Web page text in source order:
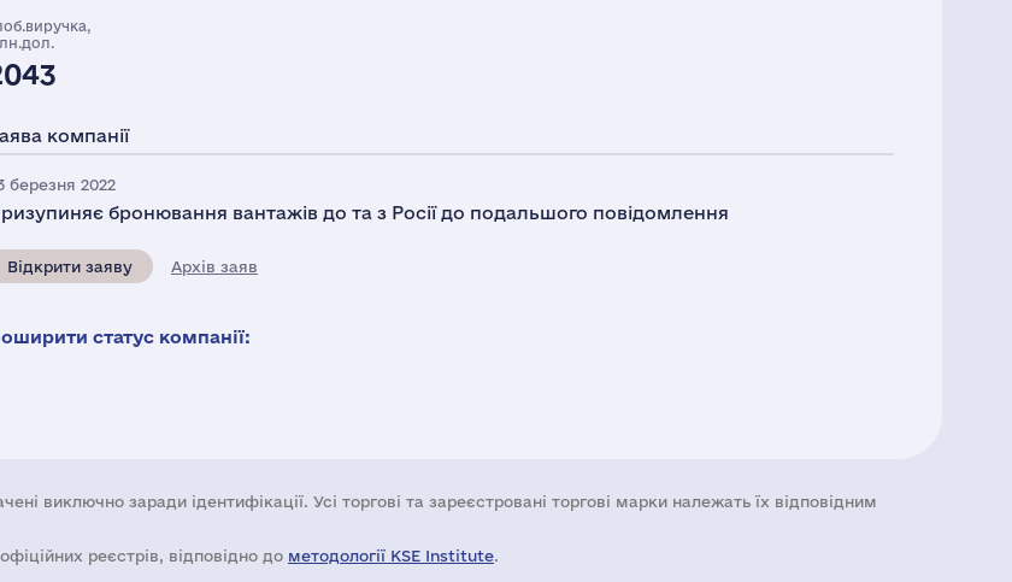
компанії
березня 2022
бронювання вантажів до та з Росії до подальшого повідомлення
Відкрити заяву Архів заяв
статус компанії:
виключно заради ідентифікації. Усі торгові та зареєстровані торгові марки належать їх відповідним
реєстрів, відповідно до методології KSE Institute.